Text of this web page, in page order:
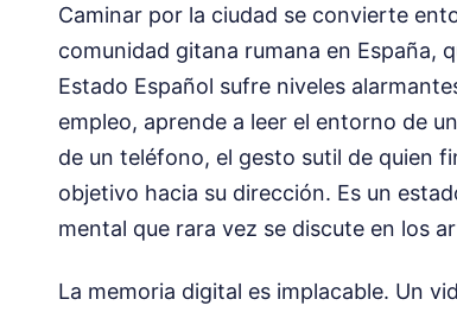
Caminar por la ciudad se convierte
comunidad gitana rumana en España,
Estado Español sufre niveles
empleo, aprende a leer el entorno de
de un teléfono, el gesto sutil de quien
objetivo hacia su dirección. Es un
mental que rara vez se discute en los
La memoria digital es implacable. Un